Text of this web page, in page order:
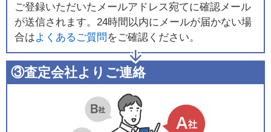
ご登録いただいたメールアドレス宛てに確認メール
が送信されます。24時間以内にメールが届かない場
合はよくあるご質問 をご確認ください。
③査定会社よりご連絡